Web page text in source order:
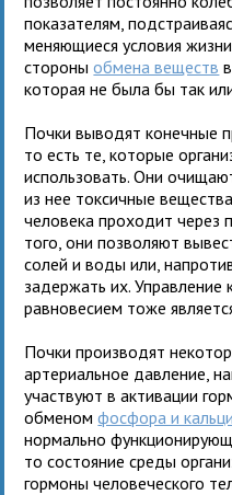
показателям,
меняющиеся условия
стороныобмена веществ
которая не была бы так
Почки выводят конечные
то есть те, которые
использовать. Они
из нее токсичные
человека проходит через
того, они позволяют
солей и воды или,
задержать их.
равновесием тоже
Почки производят
артериальное давление,
участвуют в активации
обменомфосфора и
нормально
то состояние среды
гормоны человеческого